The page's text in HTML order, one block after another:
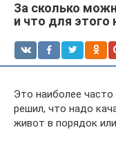
За сколько
и что для
Это наиболее
решил, что надо
живот в порядок